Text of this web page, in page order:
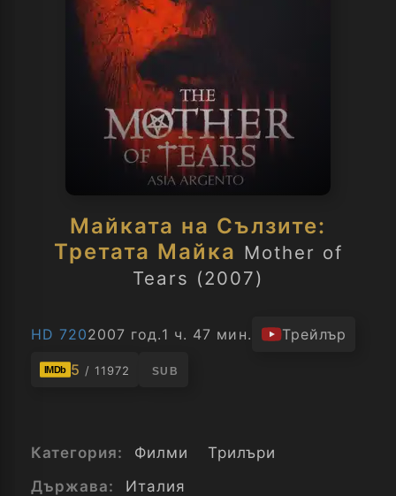
Майката на Сълзите:
Третата Майка Mother of
Tears (2007)
HD 7202007 год.1 ч. 47 мин. Трейлър
IMDb 5 / 11972 SUB
Категория: Филми
Трилъри
Държава:
Италия